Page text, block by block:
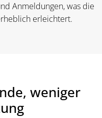
Anmeldungen, was die
erleichtert.
weniger